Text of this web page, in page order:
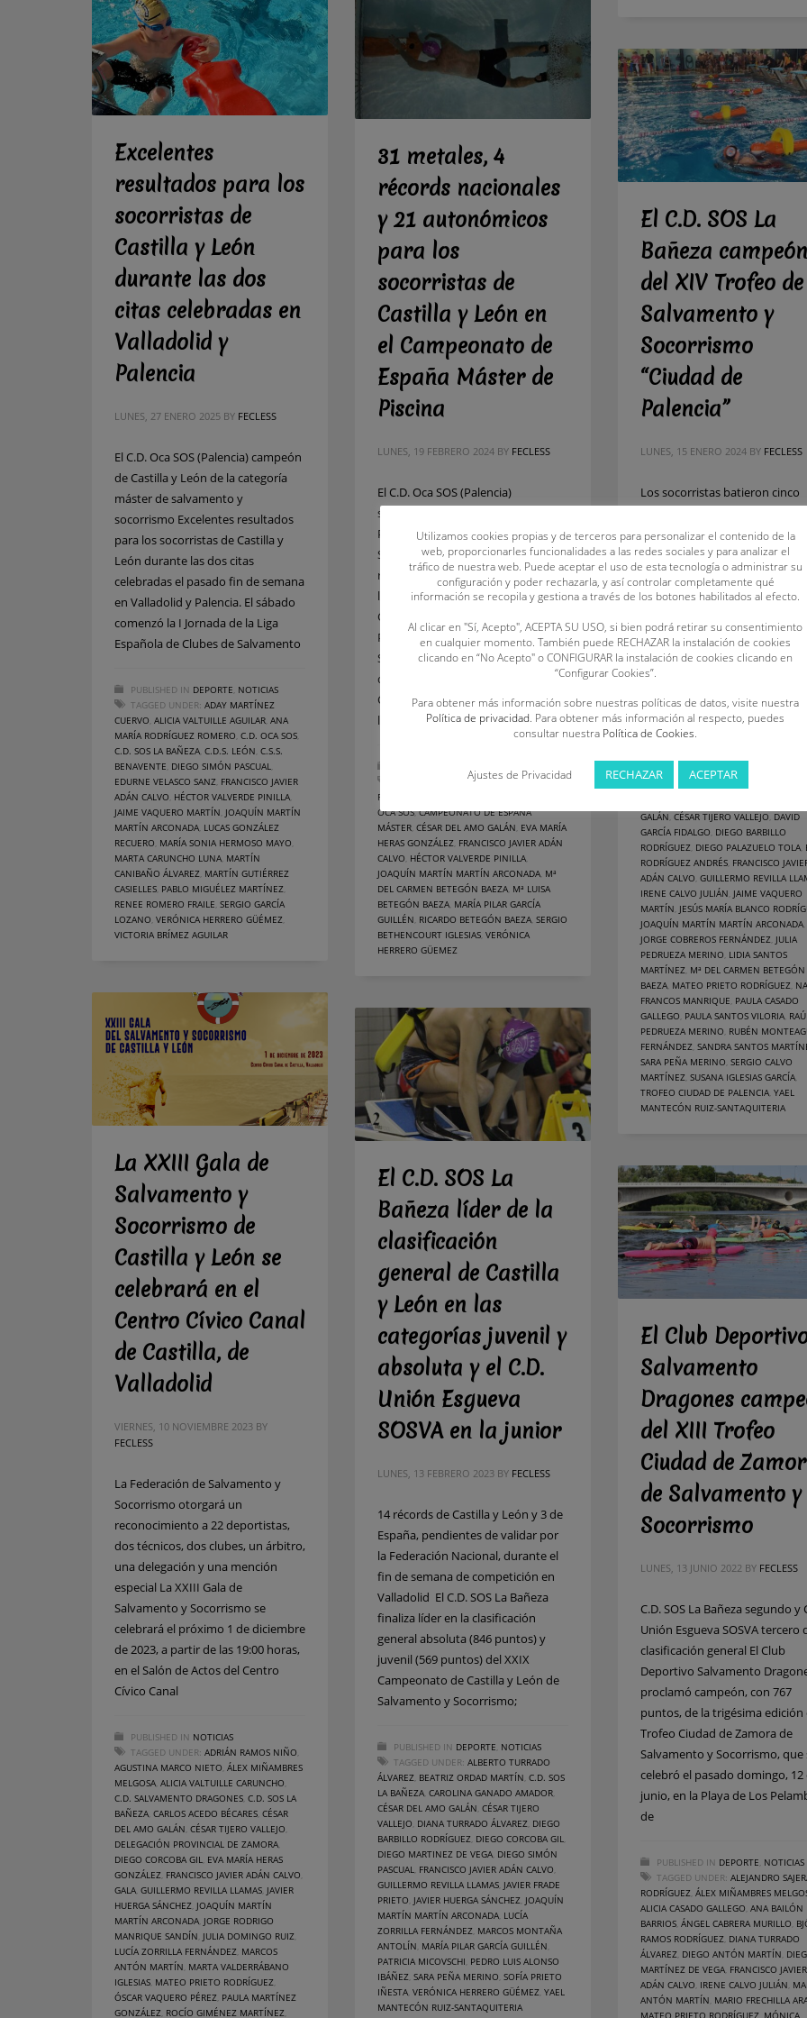
Excelentes
resultados para los
socorristas de
Castilla y León
durante las dos
citas celebradas en
Valladolid y
Palencia
LUNES, 27 ENERO 2025 BY FECLESS
El C.D. Oca SOS (Palencia) campeón
de Castilla y León de la categoría
máster de salvamento y
socorrismo Excelentes resultados
para los socorristas de Castilla y
León durante las dos citas
celebradas el pasado fin de semana
en Valladolid y Palencia. El sábado
comenzó la I Jornada de la Liga
Española de Clubes de Salvamento
PUBLISHED IN DEPORTE, NOTICIAS
TAGGED UNDER: ADAY MARTÍNEZ
CUERVO, ALICIA VALTUILLE AGUILAR, ANA
MARÍA RODRÍGUEZ ROMERO, C.D. OCA SOS,
C.D. SOS LA BAÑEZA, C.D.S. LEÓN, C.S.S.
BENAVENTE, DIEGO SIMÓN PASCUAL,
EDURNE VELASCO SANZ, FRANCISCO JAVIER
ADÁN CALVO, HÉCTOR VALVERDE PINILLA,
JAIME VAQUERO MARTÍN, JOAQUÍN MARTÍN
MARTÍN ARCONADA, LUCAS GONZÁLEZ
RECUERO, MARÍA SONIA HERMOSO MAYO,
MARTA CARUNCHO LUNA, MARTÍN
CANIBAÑO ÁLVAREZ, MARTÍN GUTIÉRREZ
CASIELLES, PABLO MIGUÉLEZ MARTÍNEZ,
RENEE ROMERO FRAILE, SERGIO GARCÍA
LOZANO, VERÓNICA HERRERO GÜÉMEZ,
VICTORIA BRÍMEZ AGUILAR
31 metales, 4
récords nacionales
y 21 autonómicos
para los
socorristas de
Castilla y León en
el Campeonato de
España Máster de
Piscina
LUNES, 19 FEBRERO 2024 BY FECLESS
El C.D. Oca SOS (Palencia)
subcampeón de España Máster de
Piscina de Salvamento y
Socorrismo Los cinco clubes que
representaron a Castilla y León en
la undécima edición del
Campeonato de España Máster de
Piscina de Salvamento y
Socorrismo, celebrado el pasado fin
de semana en la Piscina Municipal
Campos Góticos (Palencia),
lograron 21 metales
ANA MARÍA RODRÍGUEZ
ROMERO
OCA SOS,CAMPEONATO DE ESPAÑA
MÁSTER, CÉSAR DEL AMO GALÁN, EVA MARÍA
HERAS GONZÁLEZ, FRANCISCO JAVIER ADÁN
CALVO, HÉCTOR VALVERDE PINILLA,
JOAQUÍN MARTÍN MARTÍN ARCONADA, Mª
DEL CARMEN BETEGÓN BAEZA, Mª LUISA
BETEGÓN BAEZA, MARÍA PILAR GARCÍA
GUILLÉN, RICARDO BETEGÓN BAEZA, SERGIO
BETHENCOURT IGLESIAS, VERÓNICA
HERRERO GÜEMEZ
El C.D. SOS La
Bañeza campeón
del XIV Trofeo de
Salvamento y
Socorrismo
“Ciudad de
Palencia”
LUNES, 15 ENERO 2024 BY FECLESS
Los socorristas batieron cinco
la jornada de competición El C.D.
SOS La Bañeza se proclamó
campeón del XIV Trofeo de
Salvamento y Socorrismo
pasado domingo 14 de enero
Piscina Municipal Campos
con un total de 674 puntos. El
PUBLISHED IN NOTICIAS
TAGGED UNDER:
ALMA MIÑAMBRES MELGOSA
CABRERA MURILLO,BEATRIZ ORDAD
GALÁN, CÉSAR TIJERO VALLEJO, DAVID
GARCÍA FIDALGO, DIEGO BARBILLO
RODRÍGUEZ, DIEGO PALAZUELO TOLA,
RODRÍGUEZ ANDRÉS, FRANCISCO
ADÁN CALVO, GUILLERMO REVILLA
IRENE CALVO JULIÁN, JAIME VAQUERO
MARTÍN, JESÚS MARÍA BLANCO
JOAQUÍN MARTÍN MARTÍN ARCONADA,
JORGE COBREROS FERNÁNDEZ, JULIA
PEDRUEZA MERINO, LIDIA SANTOS
MARTÍNEZ, Mª DEL CARMEN BETEGÓN
BAEZA, MATEO PRIETO RODRÍGUEZ,
FRANCOS MANRIQUE, PAULA CASADO
GALLEGO, PAULA SANTOS VILORIA,
PEDRUEZA MERINO, RUBÉN
FERNÁNDEZ, SANDRA SANTOS
SARA PEÑA MERINO, SERGIO CALVO
MARTÍNEZ, SUSANA IGLESIAS GARCÍA,
TROFEO CIUDAD DE PALENCIA, YAEL
MANTECÓN RUIZ-SANTAQUITERIA
La XXIII Gala de
Salvamento y
Socorrismo de
Castilla y León se
celebrará en el
Centro Cívico Canal
de Castilla, de
Valladolid
VIERNES, 10 NOVIEMBRE 2023 BY
FECLESS
La Federación de Salvamento y
Socorrismo otorgará un
reconocimiento a 22 deportistas,
dos técnicos, dos clubes, un árbitro,
una delegación y una mención
especial La XXIII Gala de
Salvamento y Socorrismo se
celebrará el próximo 1 de diciembre
de 2023, a partir de las 19:00 horas,
en el Salón de Actos del Centro
Cívico Canal
PUBLISHED IN NOTICIAS
TAGGED UNDER: ADRIÁN RAMOS NIÑO,
AGUSTINA MARCO NIETO, ÁLEX MIÑAMBRES
MELGOSA, ALICIA VALTUILLE CARUNCHO,
C.D. SALVAMENTO DRAGONES, C.D. SOS LA
BAÑEZA, CARLOS ACEDO BÉCARES, CÉSAR
DEL AMO GALÁN, CÉSAR TIJERO VALLEJO,
DELEGACIÓN PROVINCIAL DE ZAMORA,
DIEGO CORCOBA GIL, EVA MARÍA HERAS
GONZÁLEZ, FRANCISCO JAVIER ADÁN CALVO,
GALA, GUILLERMO REVILLA LLAMAS, JAVIER
HUERGA SÁNCHEZ, JOAQUÍN MARTÍN
MARTÍN ARCONADA, JORGE RODRIGO
MANRIQUE SANDÍN, JULIA DOMINGO RUIZ,
LUCÍA ZORRILLA FERNÁNDEZ, MARCOS
ANTÓN MARTÍN, MARTA VALDERRÁBANO
IGLESIAS, MATEO PRIETO RODRÍGUEZ,
ÓSCAR VAQUERO PÉREZ, PAULA MARTÍNEZ
GONZÁLEZ, ROCÍO GIMÉNEZ MARTÍNEZ,
El C.D. SOS La
Bañeza líder de la
clasificación
general de Castilla
y León en las
categorías juvenil y
absoluta y el C.D.
Unión Esgueva
SOSVA en la junior
LUNES, 13 FEBRERO 2023 BY FECLESS
14 récords de Castilla y León y 3 de
España, pendientes de validar por
la Federación Nacional, durante el
fin de semana de competición en
Valladolid El C.D. SOS La Bañeza
finaliza líder en la clasificación
general absoluta (846 puntos) y
juvenil (569 puntos) del XXIX
Campeonato de Castilla y León de
Salvamento y Socorrismo;
PUBLISHED IN DEPORTE, NOTICIAS
TAGGED UNDER: ALBERTO TURRADO
ÁLVAREZ, BEATRIZ ORDAD MARTÍN, C.D. SOS
LA BAÑEZA, CAROLINA GANADO AMADOR,
CÉSAR DEL AMO GALÁN, CÉSAR TIJERO
VALLEJO, DIANA TURRADO ÁLVAREZ, DIEGO
BARBILLO RODRÍGUEZ, DIEGO CORCOBA GIL,
DIEGO MARTINEZ DE VEGA, DIEGO SIMÓN
PASCUAL, FRANCISCO JAVIER ADÁN CALVO,
GUILLERMO REVILLA LLAMAS, JAVIER FRADE
PRIETO, JAVIER HUERGA SÁNCHEZ, JOAQUÍN
MARTÍN MARTÍN ARCONADA, LUCÍA
ZORRILLA FERNÁNDEZ, MARCOS MONTAÑA
ANTOLÍN, MARÍA PILAR GARCÍA GUILLÉN,
PATRICIA MICOVSCHI, PEDRO LUIS ALONSO
IBÁÑEZ, SARA PEÑA MERINO, SOFÍA PRIETO
IÑESTA, VERÓNICA HERRERO GÜÉMEZ, YAEL
MANTECÓN RUIZ-SANTAQUITERIA
El Club
Salvamento
Dragones
del XIII Trofeo
Ciudad de
de Salvamento y
Socorrismo
LUNES, 13 JUNIO 2022 BY FECLESS
C.D. SOS La Bañeza segundo y
Unión Esgueva SOSVA tercero
clasificación general El Club
Deportivo Salvamento
proclamó campeón, con 767
puntos, de la trigésima edición
Trofeo Ciudad de Zamora de
Salvamento y Socorrismo, que
celebró el pasado domingo, 12
junio, en la Playa de Los
de
PUBLISHED IN DEPORTE, NOTICIAS
TAGGED UNDER: ALEJANDRO
RODRÍGUEZ, ÁLEX MIÑAMBRES
ALICIA CASADO GALLEGO, ANA BAILÓN
BARRIOS, ÁNGEL CABRERA MURILLO,
RAMOS RODRÍGUEZ, DIANA TURRADO
ÁLVAREZ, DIEGO ANTÓN MARTÍN,
MARTÍNEZ DE VEGA, FRANCISCO JAVIER
ADÁN CALVO, IRENE CALVO JULIÁN,
ANTÓN MARTÍN, MARIO FRECHILLA
Utilizamos cookies propias y de terceros para personalizar el contenido de la
web, proporcionarles funcionalidades a las redes sociales y para analizar el
tráfico de nuestra web. Puede aceptar el uso de esta tecnología o administrar su
configuración y poder rechazarla, y así controlar completamente qué
información se recopila y gestiona a través de los botones habilitados al efecto.
Al clicar en "Sí, Acepto", ACEPTA SU USO, si bien podrá retirar su consentimiento
en cualquier momento. También puede RECHAZAR la instalación de cookies
clicando en “No Acepto" o CONFIGURAR la instalación de cookies clicando en
“Configurar Cookies”.
Para obtener más información sobre nuestras políticas de datos, visite nuestra
Política de privacidad. Para obtener más información al respecto, puedes
consultar nuestra Política de Cookies.
Ajustes de Privacidad RECHAZAR ACEPTAR